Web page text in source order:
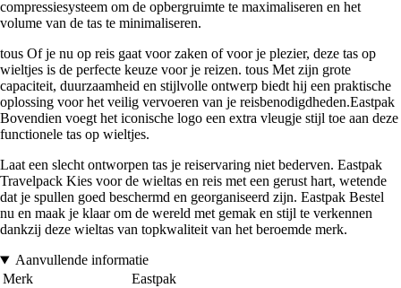
compressiesysteem om de opbergruimte te maximaliseren en het
volume van de tas te minimaliseren.
tous Of je nu op reis gaat voor zaken of voor je plezier, deze tas op
wieltjes is de perfecte keuze voor je reizen. tous Met zijn grote
capaciteit, duurzaamheid en stijlvolle ontwerp biedt hij een praktische
oplossing voor het veilig vervoeren van je reisbenodigdheden.Eastpak
Bovendien voegt het iconische logo een extra vleugje stijl toe aan deze
functionele tas op wieltjes.
Laat een slecht ontworpen tas je reiservaring niet bederven. Eastpak
Travelpack Kies voor de wieltas en reis met een gerust hart, wetende
dat je spullen goed beschermd en georganiseerd zijn. Eastpak Bestel
nu en maak je klaar om de wereld met gemak en stijl te verkennen
dankzij deze wieltas van topkwaliteit van het beroemde merk.
Aanvullende informatie
Merk
Eastpak